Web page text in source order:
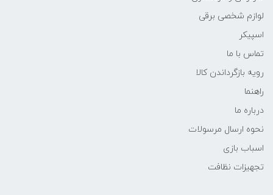
لوازم شخصی برقی
اسپیکر
تماس با ما
رویه بازگرداندن کالا
راهنما
درباره ما
نحوه ارسال مرسولات
اسباب بازی
تجهیزات نظافت